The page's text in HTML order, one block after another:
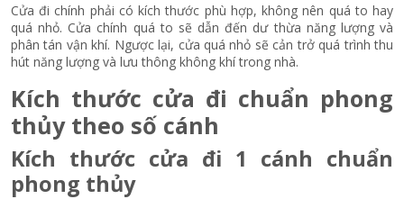
Cửa đi chính phải có kích thước phù hợp, không nên quá to hay
quá nhỏ. Cửa chính quá to sẽ dẫn đến dư thừa năng lượng và
phân tán vận khí. Ngược lại, cửa quá nhỏ sẽ cản trở quá trình thu
hút năng lượng và lưu thông không khí trong nhà.
Kích thước cửa đi chuẩn phong
thủy theo số cánh
Kích thước cửa đi 1 cánh chuẩn
phong thủy